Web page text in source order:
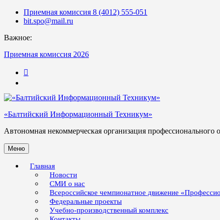
Skip
Приемная комиссия 8 (4012) 555-051
bit.spo@mail.ru
Важное:
Приемная комиссия 2026
«Балтийский Информационный Техникум»
Автономная некоммерческая организация профессионального
Меню
Главная
Новости
СМИ о нас
Всероссийское чемпионатное движение
Федеральные проекты
Учебно-производственный комплекс